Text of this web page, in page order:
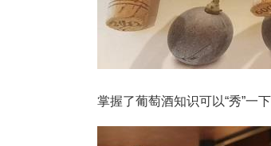
掌握了葡萄酒知识可以“秀”一下